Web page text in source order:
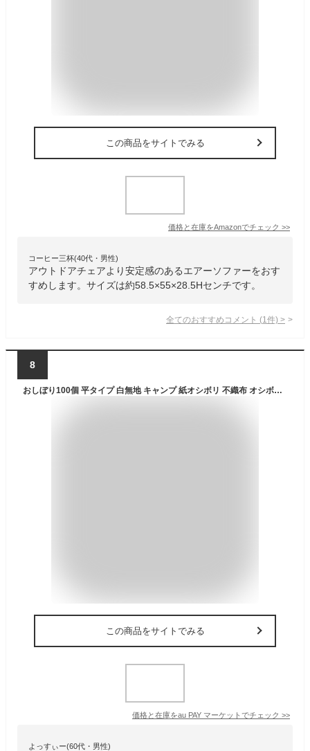
この商品をサイトでみる
価格と在庫をAmazonでチェック >>
コーヒー三杯(40代・男性)
アウトドアチェアより安定感のあるエアーソファーをおす
すめします。サイズは約58.5×55×28.5Hセンチです。
全てのおすすめコメント (1 件) >
8
おしぼり100個 平タイプ 白無地 キャンプ 紙オシボリ 不織布 オシボリお手拭き ウェットティッシュ ポイント消化
この商品をサイトでみる
価格と在庫をau PAY マーケット でチェック >>
よっすぃー(60代・男性)